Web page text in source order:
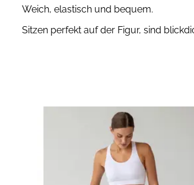
Weich, elastisch und bequem.
Sitzen perfekt auf der Figur, sind